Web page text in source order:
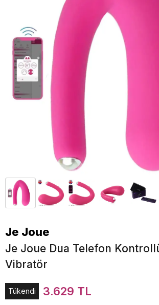
Je Joue
Je Joue Dua Telefon
Vibratör
Tükendi 3.629 TL